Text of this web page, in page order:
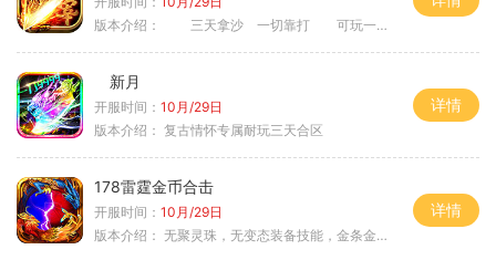
版本介绍：
三天拿沙 一切靠打 可玩一年
新月
开服时间： 10月/29日
版本介绍： 复古情怀专属耐玩三天合区
详情
178雷霆金币合击
开服时间： 10月/29日
版本介绍： 无聚灵珠，无变态装备技能，金条金刚石保底
详情